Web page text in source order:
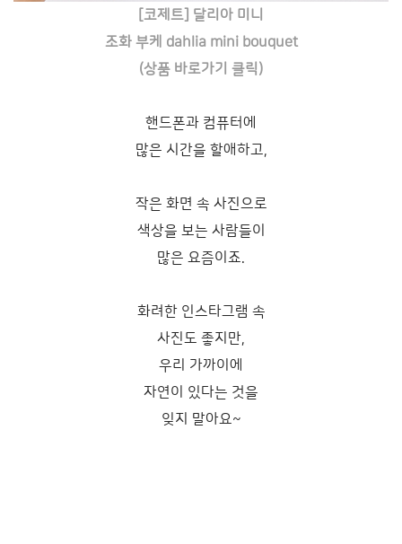
[코제트] 달리아 미니
조화 부케 dahlia mini bouquet
(상품 바로가기 클릭)
핸드폰과 컴퓨터에
많은 시간을 할애하고,
작은 화면 속 사진으로
색상을 보는 사람들이
많은 요즘이죠.
화려한 인스타그램 속
사진도 좋지만,
우리 가까이에
자연이 있다는 것을
잊지 말아요~